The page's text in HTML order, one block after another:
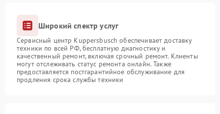
Широкий спектр услуг
Сервисный центр Kuppersbusch обеспечивает доставку
техники по всей РФ, бесплатную диагностику и
качественный ремонт, включая срочный ремонт. Клиенты
могут отслеживать статус ремонта онлайн. Также
предоставляется постгарантийное обслуживание для
продления срока службы техники